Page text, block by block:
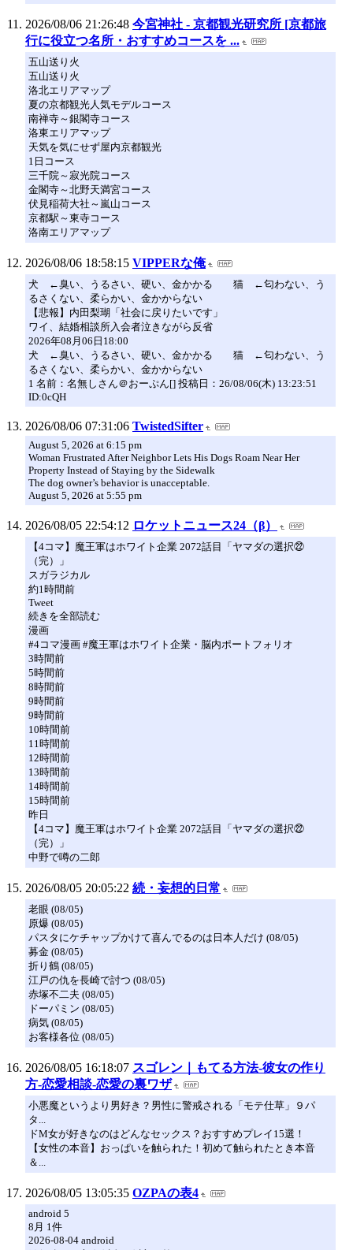
2026/08/06 21:26:48 今宮神社 - 京都観光研究所 [京都旅
行に役立つ名所・おすすめコースを ...
五山送り火
五山送り火
洛北エリアマップ
夏の京都観光人気モデルコース
南禅寺～銀閣寺コース
洛東エリアマップ
天気を気にせず屋内京都観光
1日コース
三千院～寂光院コース
金閣寺～北野天満宮コース
伏見稲荷大社～嵐山コース
京都駅～東寺コース
洛南エリアマップ
2026/08/06 18:58:15 VIPPERな俺
犬 ←臭い、うるさい、硬い、金かかる 猫 ←匂わない、う
るさくない、柔らかい、金かからない
【悲報】内田梨瑚「社会に戻りたいです」
ワイ、結婚相談所入会者泣きながら反省
2026年08月06日18:00
犬 ←臭い、うるさい、硬い、金かかる 猫 ←匂わない、う
るさくない、柔らかい、金かからない
1 名前：名無しさん＠おーぷん[] 投稿日：26/08/06(木) 13:23:51
ID:0cQH
2026/08/06 07:31:06 TwistedSifter
August 5, 2026 at 6:15 pm
Woman Frustrated After Neighbor Lets His Dogs Roam Near Her
Property Instead of Staying by the Sidewalk
The dog owner’s behavior is unacceptable.
August 5, 2026 at 5:55 pm
2026/08/05 22:54:12 ロケットニュース24（β）
【4コマ】魔王軍はホワイト企業 2072話目「ヤマダの選択㉒
（完）」
スガラジカル
約1時間前
Tweet
続きを全部読む
漫画
#4コマ漫画 #魔王軍はホワイト企業・脳内ポートフォリオ
3時間前
5時間前
8時間前
9時間前
9時間前
10時間前
11時間前
12時間前
13時間前
14時間前
15時間前
昨日
【4コマ】魔王軍はホワイト企業 2072話目「ヤマダの選択㉒
（完）」
中野で噂の二郎
2026/08/05 20:05:22 続・妄想的日常
老眼 (08/05)
原爆 (08/05)
パスタにケチャップかけて喜んでるのは日本人だけ (08/05)
募金 (08/05)
折り鶴 (08/05)
江戸の仇を長崎で討つ (08/05)
赤塚不二夫 (08/05)
ドーパミン (08/05)
病気 (08/05)
お客様各位 (08/05)
2026/08/05 16:18:07 スゴレン｜もてる方法-彼女の作り
方-恋愛相談-恋愛の裏ワザ
小悪魔というより男好き？男性に警戒される「モテ仕草」９パ
タ...
ドM女が好きなのはどんなセックス？おすすめプレイ15選！
【女性の本音】おっぱいを触られた！初めて触られたとき本音
＆...
2026/08/05 13:05:35 OZPAの表4
android 5
8月 1件
2026-08-04 android